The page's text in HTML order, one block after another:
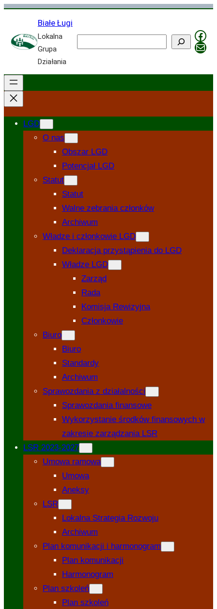
Przejdź
treści
Białe Ługi
Lokalna
Grupa
Działania
Mail
LGD
O nas
Obszar LGD
Potencjał LGD
Statut
Statut
Walne zebrania członków
Archiwum
Władze i członkowie LGD
Deklaracja przystąpienia do LGD
Władze LGD
Zarząd
Rada
Komisja Rewizyjna
Członkowie
Biuro
Biuro
Standardy
Archiwum
Sprawozdania z działalności
Sprawozdania finansowe
Wykorzystanie środków finansowych w
zakresie zarządzania LSR
LSR 2023-2027
Umowa ramowa
Umowa
Aneksy
LSR
Lokalna Strategia Rozwoju
Archiwum
Plan komunikacji i harmonogram
Plan komunikacji
Harmonogram
Plan szkoleń
Plan szkoleń